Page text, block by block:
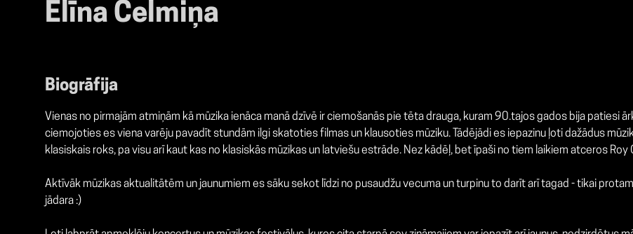
Elīna Celmiņa
Biogrāfija
Vienas no pirmajām atmiņām kā mūzika ienāca manā dzīvē ir ciemošanās pie tēta drauga, kuram 90.tajos gados bija patiesi
ciemojoties es viena varēju pavadīt stundām ilgi skatoties filmas un klausoties mūziku. Tādējādi es iepazinu ļoti dažādus
klasiskais roks, pa visu arī kaut kas no klasiskās mūzikas un latviešu estrāde. Nez kādēļ, bet īpaši no tiem laikiem atceros Roy
Aktīvāk mūzikas aktualitātēm un jaunumiem es sāku sekot līdzi no pusaudžu vecuma un turpinu to darīt arī tagad - tikai
jādara :)